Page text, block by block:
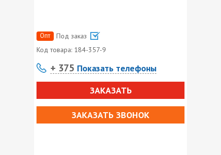
Опт
Под заказ
Код товара: 184-357-9
+ 375 Показать телефоны
ЗАКАЗАТЬ
ЗАКАЗАТЬ ЗВОНОК